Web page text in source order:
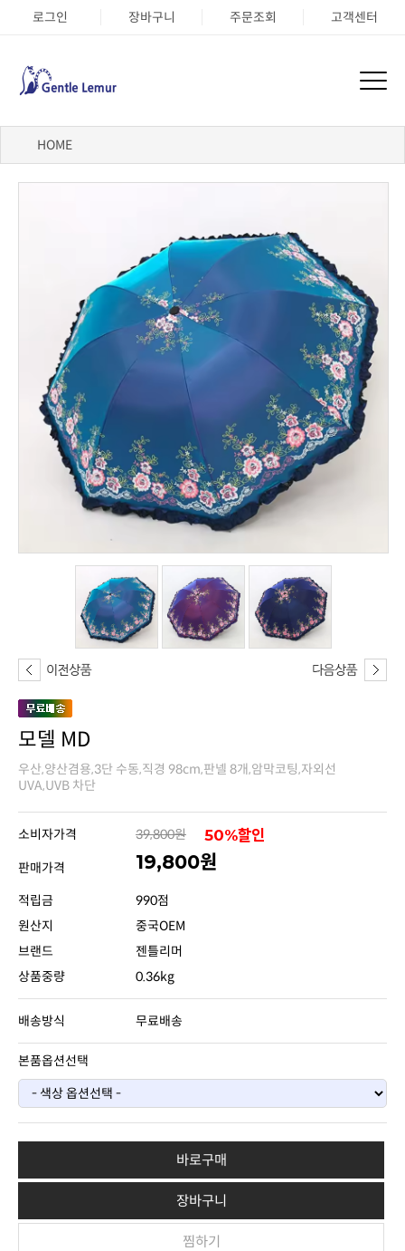
로그인 장바구니 주문조회 고객센터
HOME
모델 MD
UVA,UVB 차단
소비자가격 39,800원 50%할인
판매가격 19,800원
적립금
990점
원산지
중국OEM
브랜드
젠틀리머
상품중량
0.36kg
배송방식 무료배송
본품옵션선택
바로구매
장바구니
찜하기